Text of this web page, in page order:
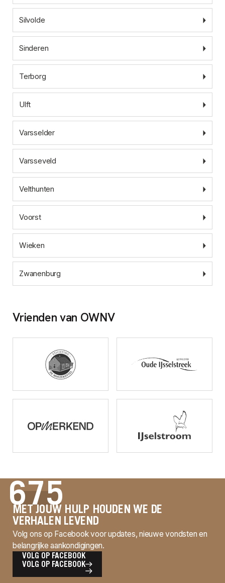
Silvolde
Sinderen
Terborg
Ulft
Varsselder
Varsseveld
Velthunten
Voorst
Wieken
Zwanenburg
Vrienden van OWNV
675
MET JOUW HULP HOUDEN WE DE
VERHALEN LEVEND
Volg ons op Facebook voor updates, nieuwe vondsten en
belangrijke aankondigingen.
VOLG OP FACEBOOK
VOLG OP FACEBOOK